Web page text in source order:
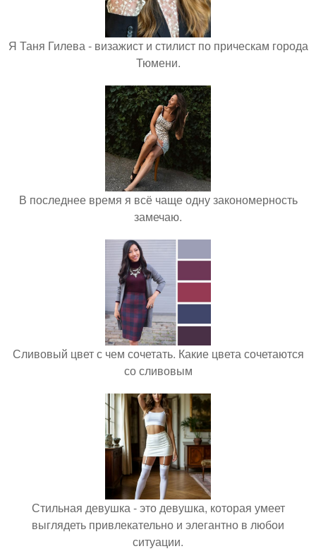
Я Таня Гилева - визажист и стилист по прическам города
Тюмени.
В последнее время я всё чаще одну закономерность
замечаю.
Сливовый цвет с чем сочетать. Какие цвета сочетаются
со сливовым
Стильная девушка - это девушка, которая умеет
выглядеть привлекательно и элегантно в любои
ситуации.